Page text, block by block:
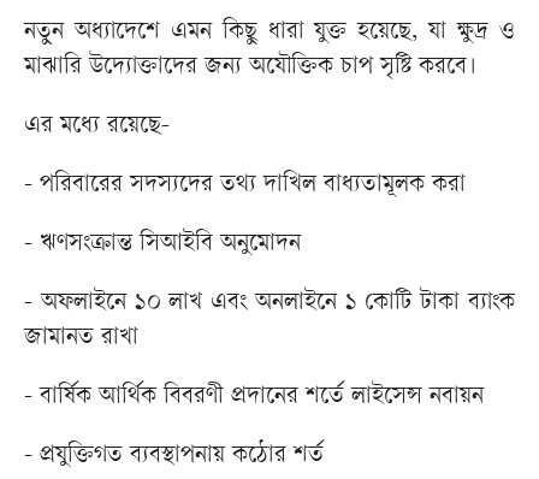
নতুন অধ্যাদেশে এমন কিছু ধারা যুক্ত হয়েছে, যা ক্ষুদ্র ও
মাঝারি উদ্যোক্তাদের জন্য অযৌক্তিক চাপ সৃষ্টি করবে।
এর মধ্যে রয়েছে-
- পরিবারের সদস্যদের তথ্য দাখিল বাধ্যতামূলক করা
- ঋণসংক্রান্ত সিআইবি অনুমোদন
- অফলাইনে ১০ লাখ এবং অনলাইনে ১ কোটি টাকা ব্যাংক
জামানত রাখা
- বার্ষিক আর্থিক বিবরণী প্রদানের শর্তে লাইসেন্স নবায়ন
- প্রযুক্তিগত ব্যবস্থাপনায় কঠোর শর্ত